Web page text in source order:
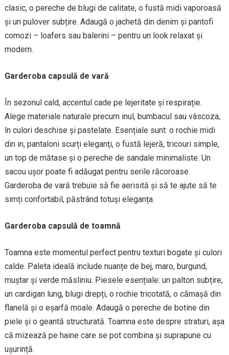
clasic, o pereche de blugi de calitate, o fustă midi vaporoasă
și un pulover subțire. Adaugă o jachetă din denim și pantofi
comozi – loafers sau balerini – pentru un look relaxat și
modern.
Garderoba capsulă de vară
În sezonul cald, accentul cade pe lejeritate și respirație.
Alege materiale naturale precum inul, bumbacul sau vâscoza,
în culori deschise și pastelate. Esențiale sunt: o rochie midi
din in, pantaloni scurți eleganți, o fustă lejeră, tricouri simple,
un top de mătase și o pereche de sandale minimaliste. Un
sacou ușor poate fi adăugat pentru serile răcoroase.
Garderoba de vară trebuie să fie aerisită și să te ajute să te
simți confortabil, păstrând totuși eleganța.
Garderoba capsulă de toamnă
Toamna este momentul perfect pentru texturi bogate și culori
calde. Paleta ideală include nuanțe de bej, maro, burgund,
muștar și verde măsliniu. Piesele esențiale: un palton subțire,
un cardigan lung, blugi drepți, o rochie tricotată, o cămașă din
flanelă și o eșarfă moale. Adaugă o pereche de botine din
piele și o geantă structurată. Toamna este despre straturi, așa
că mizează pe haine care se pot combina și suprapune cu
ușurință.